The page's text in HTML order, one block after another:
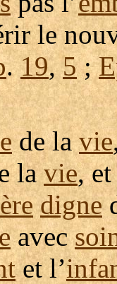
le
.19,5;
de lavie
lavie, et
digne
avec
et l’